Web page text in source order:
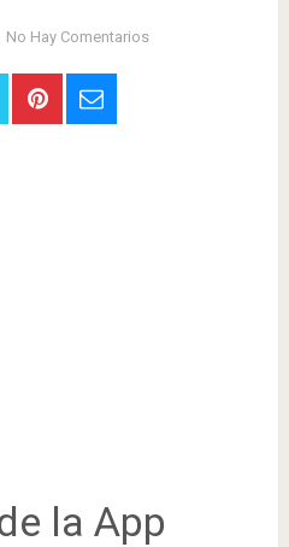
No Hay Comentarios
la App